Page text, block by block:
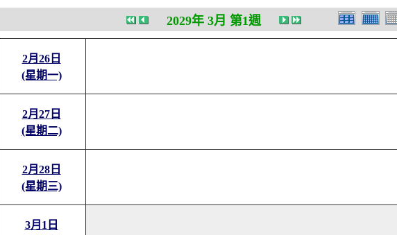
2029年 3月 第1週
2月26日
(星期一)
2月27日
(星期二)
2月28日
(星期三)
3月1日